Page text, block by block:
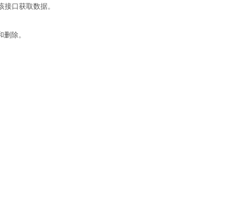
口获取数据。
除。